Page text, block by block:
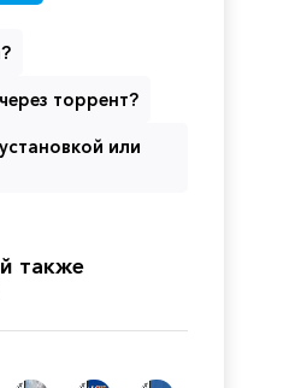
торрент?
или
также